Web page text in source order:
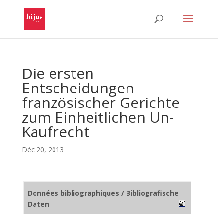
Die ersten
Entscheidungen
französischer Gerichte
zum Einheitlichen Un-
Kaufrecht
Déc 20, 2013
Données bibliographiques / Bibliografische
Daten